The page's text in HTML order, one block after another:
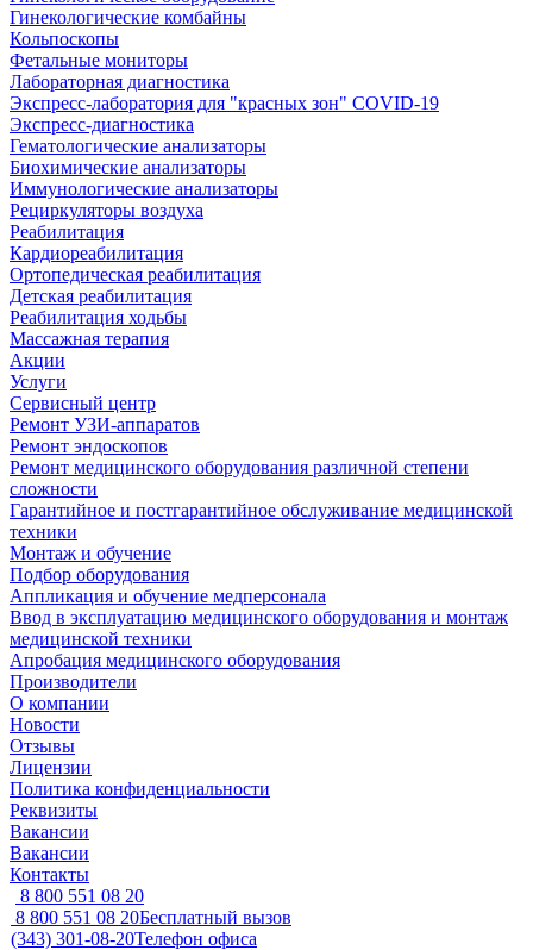
Гинекологические комбайны
Кольпоскопы
Фетальные мониторы
Лабораторная диагностика
Экспресс-лаборатория для "красных зон" COVID-19
Экспресс-диагностика
Гематологические анализаторы
Биохимические анализаторы
Иммунологические анализаторы
Рециркуляторы воздуха
Реабилитация
Кардиореабилитация
Ортопедическая реабилитация
Детская реабилитация
Реабилитация ходьбы
Массажная терапия
Акции
Услуги
Сервисный центр
Ремонт УЗИ-аппаратов
Ремонт эндоскопов
Ремонт медицинского оборудования различной степени
сложности
Гарантийное и постгарантийное обслуживание медицинской
техники
Монтаж и обучение
Подбор оборудования
Аппликация и обучение медперсонала
Ввод в эксплуатацию медицинского оборудования и монтаж
медицинской техники
Апробация медицинского оборудования
Производители
О компании
Новости
Отзывы
Лицензии
Политика конфиденциальности
Реквизиты
Вакансии
Вакансии
Контакты
8 800 551 08 20
8 800 551 08 20Бесплатный вызов
(343) 301-08-20Телефон офиса